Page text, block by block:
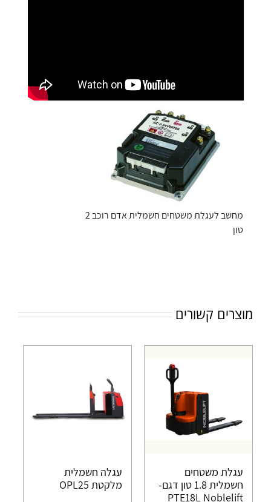
עגלת משטחים חשמלית PTE20-C
מחשב לעגלת משטחים חשמלית אדם רוכב 2
טון
מוצרים קשורים
עגלת משטחים
חשמלית 1.8 טון דגם-
PTE18L Noblelift
עגלה חשמלית
מלקטת OPL25